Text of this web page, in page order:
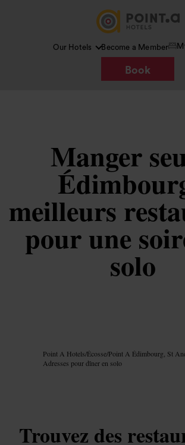
Our Hotels Become a Member
Book
Manger
meilleurs
pour une
solo
Point A Hotels/Écosse/Point A Édimbourg, St
Adresses pour dîner en solo
Trouvez des